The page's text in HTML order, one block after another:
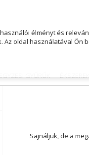
GYŰRŰK
Sajnáljuk, de a
élményt és
oldal használatával Ön